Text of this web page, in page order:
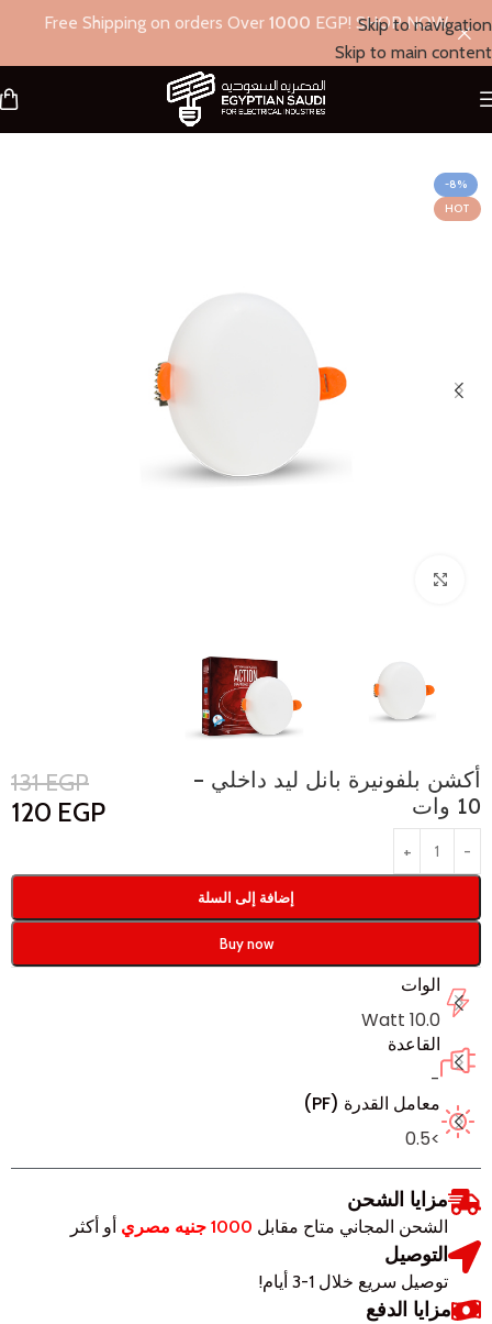
Skip to navigation
Skip to main content
Free Shipping on orders Over 1000 EGP! SHOP NOW
أكشن/بانل داخلي
-8%
HOT
أكشن بلفونيرة بانل ليد داخلي –
10 وات
131EGP
120 EGP
إضافة إلى السلة
Buy now
الوات
10.0 Watt
القاعدة
-
معامل القدرة (PF)
>0.5
مزايا الشحن
الشحن المجاني متاح مقابل 1000 جنيه مصري أو أكثر
التوصيل
توصيل سريع خلال 1-3 أيام!
مزايا الدفع